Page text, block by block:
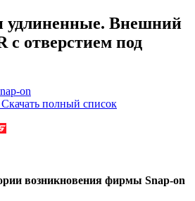
удлиненные. Внешний
с отверстием под
on
полный список
возникновения фирмы Snap-on